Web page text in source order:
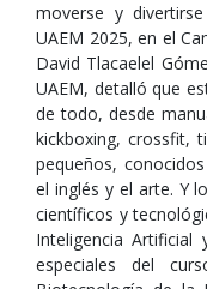
moverse y
UAEM 2025, en el
David Tlacaelel
UAEM, detalló que
de todo, desde
kickboxing, crossfit,
pequeños,
el inglés y el arte. Y
científicos y
Inteligencia Artificial
especiales del